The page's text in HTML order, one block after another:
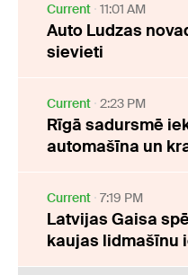
Current 11:01 AM
Auto Ludzas
sievieti
Current 2:23 PM
Rīgā sadursmē
automašīna un
Current 7:19 PM
Latvijas Gaisa
kaujas lidmašīnu